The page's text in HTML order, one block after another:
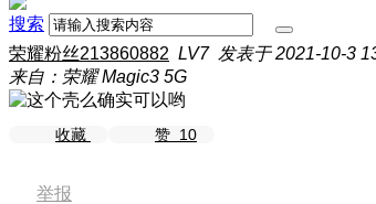
搜索
荣耀粉丝213860882 LV7 发表于 2021-10-3
来自：荣耀 Magic3 5G
收藏 赞 10
举报